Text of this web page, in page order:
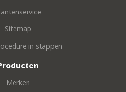
Sitemap
in stappen
Merken